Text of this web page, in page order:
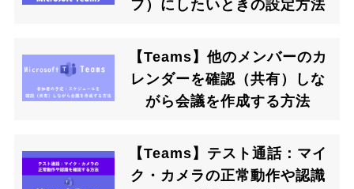
フ）にしたいときの設定方法
【Teams】他のメンバーのカ
レンダーを確認（共有）しな
がら会議を作成する方法
【Teams】テスト通話：マイ
ク・カメラの正常動作や認識